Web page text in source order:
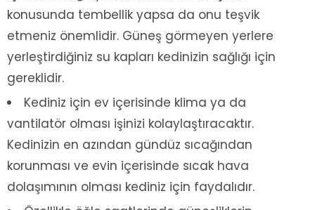
konusunda tembellik yapsa da onu teşvik
etmeniz önemlidir. Güneş görmeyen yerlere
yerleştirdiğiniz su kapları kedinizin sağlığı için
gereklidir.
Kediniz için ev içerisinde klima ya da
vantilatör olması işinizi kolaylaştıracaktır.
Kedinizin en azından gündüz sıcağından
korunması ve evin içerisinde sıcak hava
dolaşımının olması kediniz için faydalıdır.